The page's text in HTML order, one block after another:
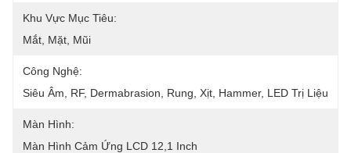
Khu Vực Mục Tiêu:
Mắt, Mặt, Mũi
Công Nghệ:
Siêu Âm, RF, Dermabrasion, Rung, Xịt, Hammer, LED Trị Liệu
Màn Hình:
Màn Hình Cảm Ứng LCD 12,1 Inch